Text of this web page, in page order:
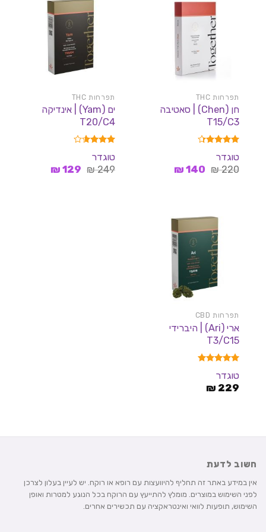
תפרחות THC
חן (Chen) | סאטיבה
T15/C3
מתוך 5
טוגדר
220
₪ המחיר
140
₪המחיר
תפרחות THC
ים (Yam) | אינדיקה
T20/C4
3.62
מתוך 5
טוגדר
249
₪ המחיר
129
₪המחיר
תפרחות CBD
ארי (Ari) | היברידי
T3/C15
מתוך 5
טוגדר
229
₪
חשוב לדעת
אין במידע באתר זה תחליף להיוועצות עם רופא או רוקח. יש לעיין בעלון לצרכן
לפני השימוש במוצרים. מומלץ להתייעץ עם הרוקח בכל הנוגע למטרות ואופן
השימוש, תופעות לוואי ואינטראקציה עם תכשירים אחרים.